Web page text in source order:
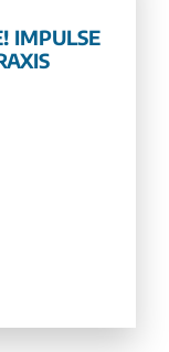
IMPULSE